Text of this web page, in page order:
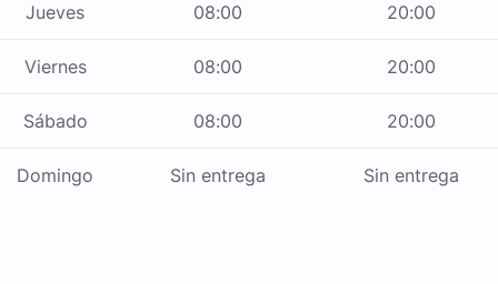
Jueves 08:00 20:00
Viernes 08:00 20:00
Sábado 08:00 20:00
Domingo Sin entrega Sin entrega